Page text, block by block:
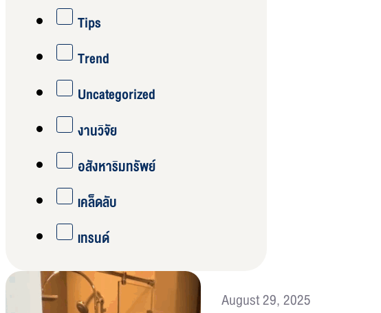
Tips
Trend
Uncategorized
งานวิจัย
อสังหาริมทรัพย์
เคล็ดลับ
เทรนด์
August 29, 2025